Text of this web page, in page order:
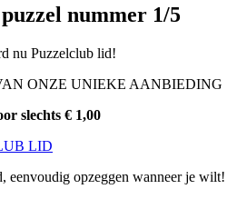
nummer 1/5
nu Puzzelclub lid!
ONZE UNIEKE AANBIEDING
slechts € 1,00
LID
eenvoudig opzeggen wanneer je wilt!